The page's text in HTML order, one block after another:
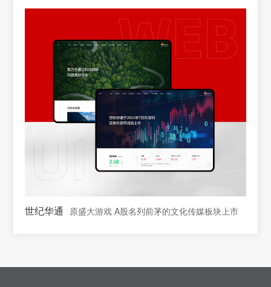
世纪华通 原盛大游戏 A股名列前茅的文化传媒板块上市